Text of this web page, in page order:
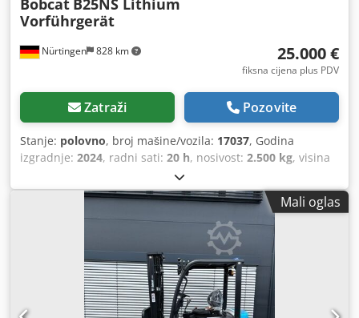
Nürtingen 828 km
Vorführgerät
25.000 €
fiksna cijena plus PDV
Zatraži Pozovite
Stanje: polovno, broj mašine/vozila: 17037, Godina
izgradnje: 2024, radni sati: 20 h, nosivost: 2.500 kg, visina
, slobodno podizanje:
središte tereta:500 mm, vrsta goriva:električni, vrsta
, građevinska visina:2.180 mm , napon
, duljina vilica: 1.200 mm, dimenzija prednje
, dimenzija stražnje gume: 18X7-8
3.552 kg,
Mali oglas